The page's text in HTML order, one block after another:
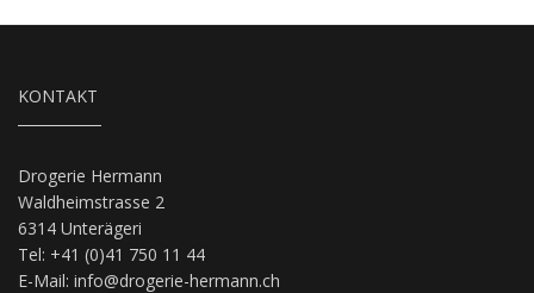
KONTAKT
Drogerie Hermann
Waldheimstrasse 2
6314 Unterägeri
Tel: +41 (0)41 750 11 44
E-Mail: info@drogerie-hermann.ch